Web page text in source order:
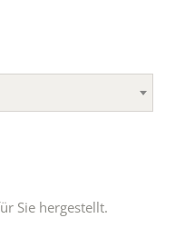
Sie hergestellt.